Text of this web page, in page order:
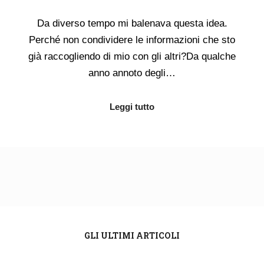
Da diverso tempo mi balenava questa idea.
Perché non condividere le informazioni che sto
già raccogliendo di mio con gli altri?Da qualche
anno annoto degli…
Leggi tutto
GLI ULTIMI ARTICOLI